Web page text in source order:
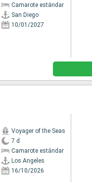
Camarote estándar
San Diego
10/01/2027
Voyager of the Seas
7 d
Camarote estándar
Los Angeles
16/10/2026